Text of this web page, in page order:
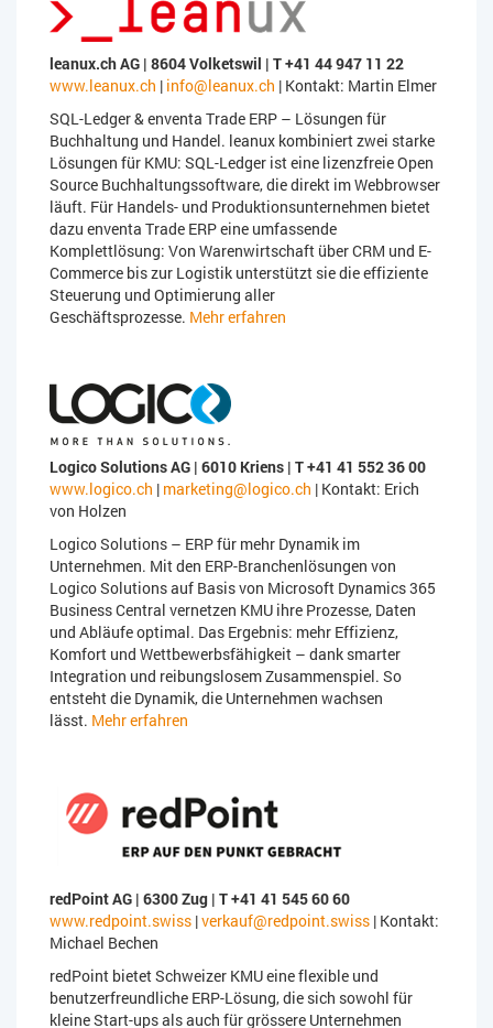
leanux.ch AG | 8604 Volketswil | T +41 44 947 11 22
www.leanux.ch | info@leanux.ch | Kontakt: Martin Elmer
SQL-Ledger & enventa Trade ERP – Lösungen für
Buchhaltung und Handel. leanux kombiniert zwei starke
Lösungen für KMU: SQL-Ledger ist eine lizenzfreie Open
Source Buchhaltungssoftware, die direkt im Webbrowser
läuft. Für Handels- und Produktionsunternehmen bietet
dazu enventa Trade ERP eine umfassende
Komplettlösung: Von Warenwirtschaft über CRM und E-
Commerce bis zur Logistik unterstützt sie die effiziente
Steuerung und Optimierung aller
Geschäftsprozesse. Mehr erfahren
Logico Solutions AG | 6010 Kriens | T +41 41 552 36 00
www.logico.ch | marketing@logico.ch | Kontakt: Erich
von Holzen
Logico Solutions – ERP für mehr Dynamik im
Unternehmen. Mit den ERP-Branchenlösungen von
Logico Solutions auf Basis von Microsoft Dynamics 365
Business Central vernetzen KMU ihre Prozesse, Daten
und Abläufe optimal. Das Ergebnis: mehr Effizienz,
Komfort und Wettbewerbsfähigkeit – dank smarter
Integration und reibungslosem Zusammenspiel. So
entsteht die Dynamik, die Unternehmen wachsen
lässt. Mehr erfahren
redPoint AG | 6300 Zug | T +41 41 545 60 60
www.redpoint.swiss |verkauf@redpoint.swiss | Kontakt:
Michael Bechen
redPoint bietet Schweizer KMU eine flexible und
benutzerfreundliche ERP-Lösung, die sich sowohl für
kleine Start-ups als auch für grössere Unternehmen